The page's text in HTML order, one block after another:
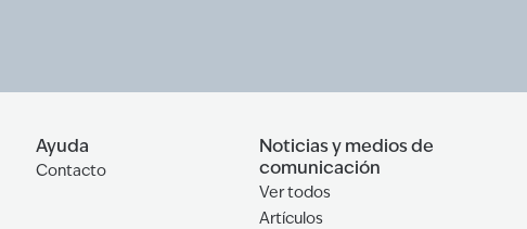
Ayuda
Contacto
Noticias y medios de
comunicación
Ver todos
Artículos